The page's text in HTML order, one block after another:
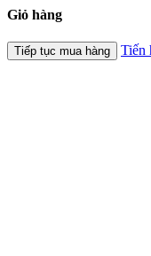
Giỏ hàng
Tiếp tục mua hàng Tiến